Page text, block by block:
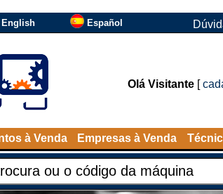
English Español
Olá Visitante [
à Venda Empresas à Venda